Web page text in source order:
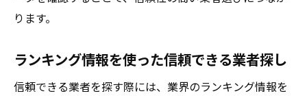
ります。
ランキング情報を使った信頼できる業者探し
信頼できる業者を探す際には、業界のランキング情報を